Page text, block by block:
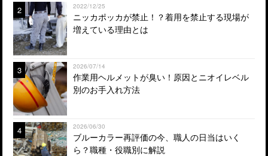
2 2022/12/25
ニッカポッカが禁止！？着用を禁止する現場が
増えている理由とは
3 2026/07/14
作業用ヘルメットが臭い！原因とニオイレベル
別のお手入れ方法
4 2026/06/30
ブルーカラー再評価の今、職人の日当はいく
ら？職種・役職別に解説